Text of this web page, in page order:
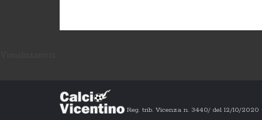
Reg. trib. Vicenza n. 3440/ del 12/10/2020